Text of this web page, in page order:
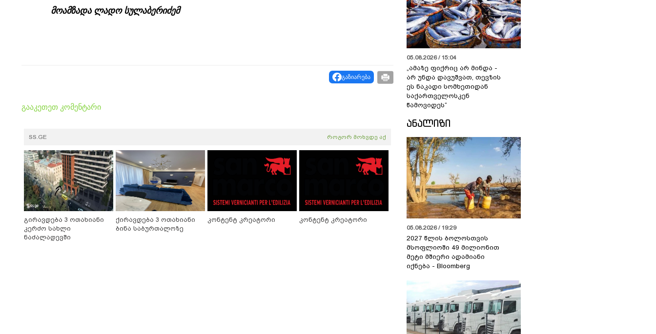
მოამზადა ლადო სულაბერიძემ
გაზიარება
გააკეთეთ კომენტარი
SS.GE როგორ მოხვდე აქ
გირავდება 3 ოთახიანი
კერძო სახლი
ნაძალადევში
ქირავდება 3 ოთახიანი
ბინა საბურთალოზე
კონტენტ კრეატორი კონტენტ კრეატორი
05.08.2026 / 15:04
„ამაზე ფიქრიც არ მინდა -
არ უნდა დავუშვათ, თევზის
ეს ნაკადი სომხეთიდან
საქართველოსკენ
წამოვიდეს“
ᲐᲜᲐᲚᲘᲖᲘ
05.08.2026 / 19:29
2027 წლის ბოლოსთვის
მსოფლიოში 49 მილიონით
მეტი მშიერი ადამიანი
იქნება - Bloomberg